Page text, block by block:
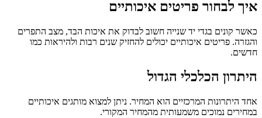
איך לבחור פריטים איכותיים
כאשר קונים בגדי יד שנייה חשוב לבדוק את איכות הבד, מצב התפרים
והגזרה. פריטים איכותיים יכולים להחזיק שנים רבות ולהיראות כמו
חדשים.
היתרון הכלכלי הגדול
אחד היתרונות המרכזיים הוא המחיר. ניתן למצוא מותגים איכותיים
במחירים נמוכים משמעותית מהמחיר המקורי.